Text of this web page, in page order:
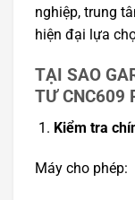
nghiệp, trung
hiện đại lựa
TẠI SAO
TƯ CNC609
Kiểm tra
Máy cho phép: